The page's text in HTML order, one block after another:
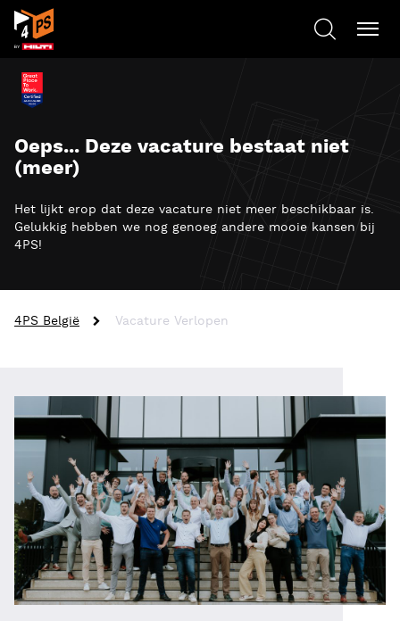
Oeps... Deze vacature bestaat niet
(meer)
Het lijkt erop dat deze vacature niet meer beschikbaar is.
Gelukkig hebben we nog genoeg andere mooie kansen bij
4PS!
4PS België Vacature Verlopen